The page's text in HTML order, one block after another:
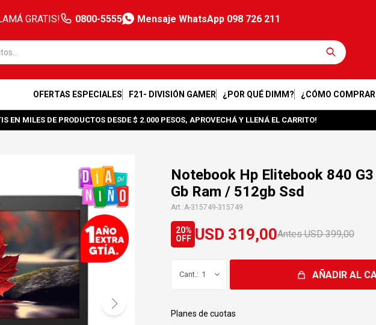
GRATIS! 0800-5555 Mensaje WhatsApp 098 726 211
OFERTAS ESPECIALES F21- DIVISIÓN GAMER ¿POR QUÉ DIMM? ¿CÓMO
EN MILES DE PRODUCTOS DESDE $ 2.000 PESOS, APROVECHÁ Y LLENÁ EL CARRITO!
Notebook Hp Elitebook 840
Gb Ram / 512gb Ssd
A-315749-315749
USD 319,00 USD 399,00
20
1 AÑADIR AL
Planes de cuotas